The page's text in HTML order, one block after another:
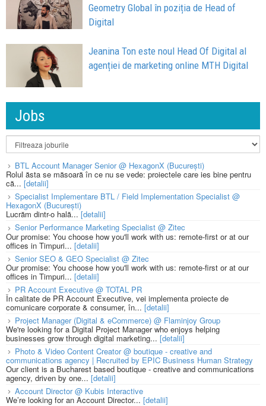
Geometry Global în poziția de Head of
Digital
Jeanina Ton este noul Head Of Digital al
agenției de marketing online MTH Digital
Jobs
BTL Account Manager Senior @ HexagonX (București)
Rolul ăsta se măsoară în ce nu se vede: proiectele care ies bine pentru
că... [detalii]
Specialist Implementare BTL / Field Implementation Specialist @
HexagonX (București)
Lucrăm dintr-o hală... [detalii]
Senior Performance Marketing Specialist @ Zitec
Our promise: You choose how you'll work with us: remote-first or at our
offices in Timpuri... [detalii]
Senior SEO & GEO Specialist @ Zitec
Our promise: You choose how you'll work with us: remote-first or at our
offices in Timpuri... [detalii]
PR Account Executive @ TOTAL PR
În calitate de PR Account Executive, vei implementa proiecte de
comunicare corporate & consumer, în... [detalii]
Project Manager (Digital & eCommerce) @ Flaminjoy Group
We're looking for a Digital Project Manager who enjoys helping
businesses grow through digital marketing... [detalii]
Photo & Video Content Creator @ boutique - creative and
communications agency | Recruited by EPIC Business Human Strategy
Our client is a Bucharest based boutique - creative and communications
agency, driven by one... [detalii]
Account Director @ Kubis Interactive
We’re looking for an Account Director... [detalii]